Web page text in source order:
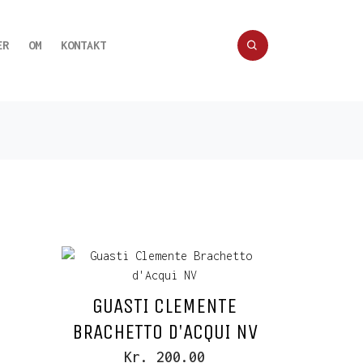
OM KONTAKT
GUASTI CLEMENTE
BRACHETTO D'ACQUI NV
Kr. 200.00